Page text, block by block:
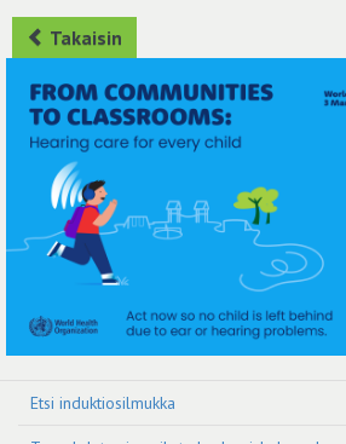
Takaisin
Etsi induktiosilmukka